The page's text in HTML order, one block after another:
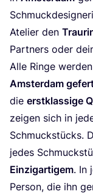
Ate­lier den
Part­ners oder
Alle Rin­ge wer­den
Ams­ter­dam
die erst­klas­si­ge
zei­gen sich in
Schmuck­stücks.
jedes
Ein­zig­ar­ti­gem. In
Per­son, die ihn